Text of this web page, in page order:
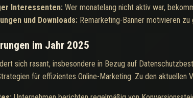
Interessenten: Wer monatelang nicht aktiv war,
und Downloads: Remarketing-Banner motivieren
im Jahr 2025
sich rasant, insbesondere in Bezug auf
für effizientes Online-Marketing. Zu den aktuellen